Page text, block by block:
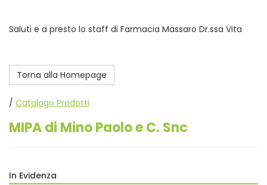
Saluti e a presto lo staff di Farmacia Massaro Dr.ssa Vita
Torna alla Homepage
/ Catalogo Prodotti
MIPA di Mino Paolo e C. Snc
In Evidenza